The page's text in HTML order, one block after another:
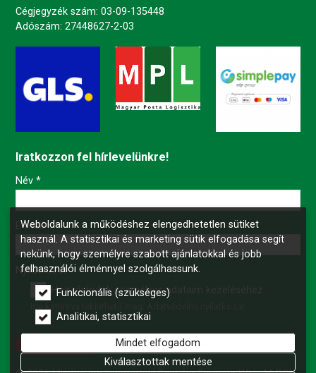
Cégjegyzék szám: 03-09-135448
Adószám: 27448627-2-03
Iratkozzon fel hírlevelünkre!
-
-
-
Név *
E-mail*
Nyilatkozat*
Hozzájárulok személyes adataim kezeléséhez.
Weboldalunk a működéshez elengedhetetlen sütiket
használ. A statisztikai és marketing sütik elfogadása segít
nekünk, hogy személyre szabott ajánlatokkal és jobb
felhasználói élménnyel szolgálhassunk.
Funkcionális (szükséges)
Analitikai, statisztikai
Mindet elfogadom
Kiválasztottak mentése